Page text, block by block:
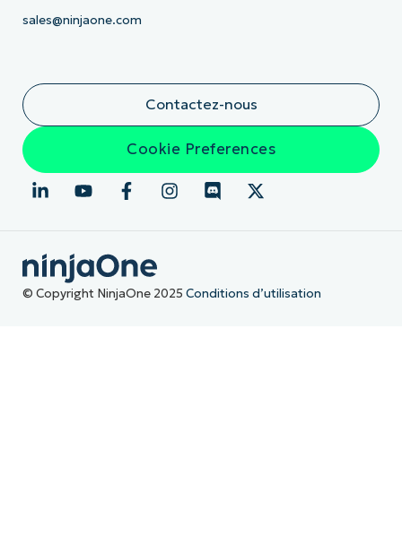
sales@ninjaone.com
Contactez-nous
Cookie Preferences
© Copyright NinjaOne 2025 Conditions d’utilisation